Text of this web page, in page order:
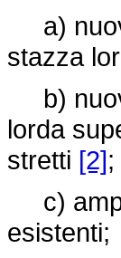
a)
stazza
b)
lorda
stretti [2];
c)
esistenti;